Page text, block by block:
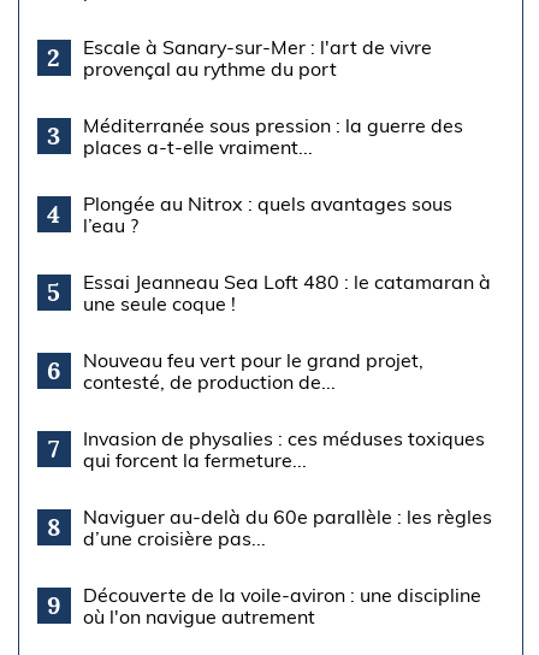
2
Escale à Sanary-sur-Mer : l'art de vivre
provençal au rythme du port
3
Méditerranée sous pression : la guerre des
places a-t-elle vraiment...
4
Plongée au Nitrox : quels avantages sous
l’eau ?
5
Essai Jeanneau Sea Loft 480 : le catamaran à
une seule coque !
6
Nouveau feu vert pour le grand projet,
contesté, de production de...
7
Invasion de physalies : ces méduses toxiques
qui forcent la fermeture...
8
Naviguer au-delà du 60e parallèle : les règles
d’une croisière pas...
9
Découverte de la voile-aviron : une discipline
où l'on navigue autrement